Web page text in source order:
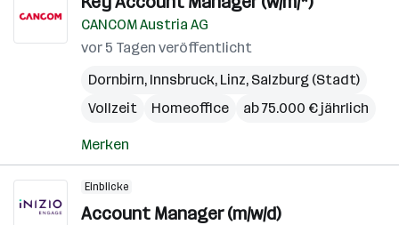
CANCOM Austria AG
vor 5 Tagen veröffentlicht
Dornbirn, Innsbruck, Linz, Salzburg (Stadt)
Vollzeit
Homeoffice ab 75.000 € jährlich
Merken
Einblicke
Account Manager (m/w/d)